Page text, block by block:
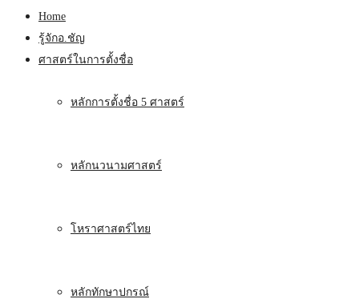
Home
รู้จักอ.ชัญ
ศาสตร์ในการตั้งชื่อ
หลักการตั้งชื่อ 5 ศาสตร์
หลักนวนามศาสตร์
โหราศาสตร์ไทย
หลักทักษาปกรณ์